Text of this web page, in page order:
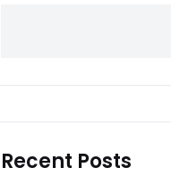
Recent Posts